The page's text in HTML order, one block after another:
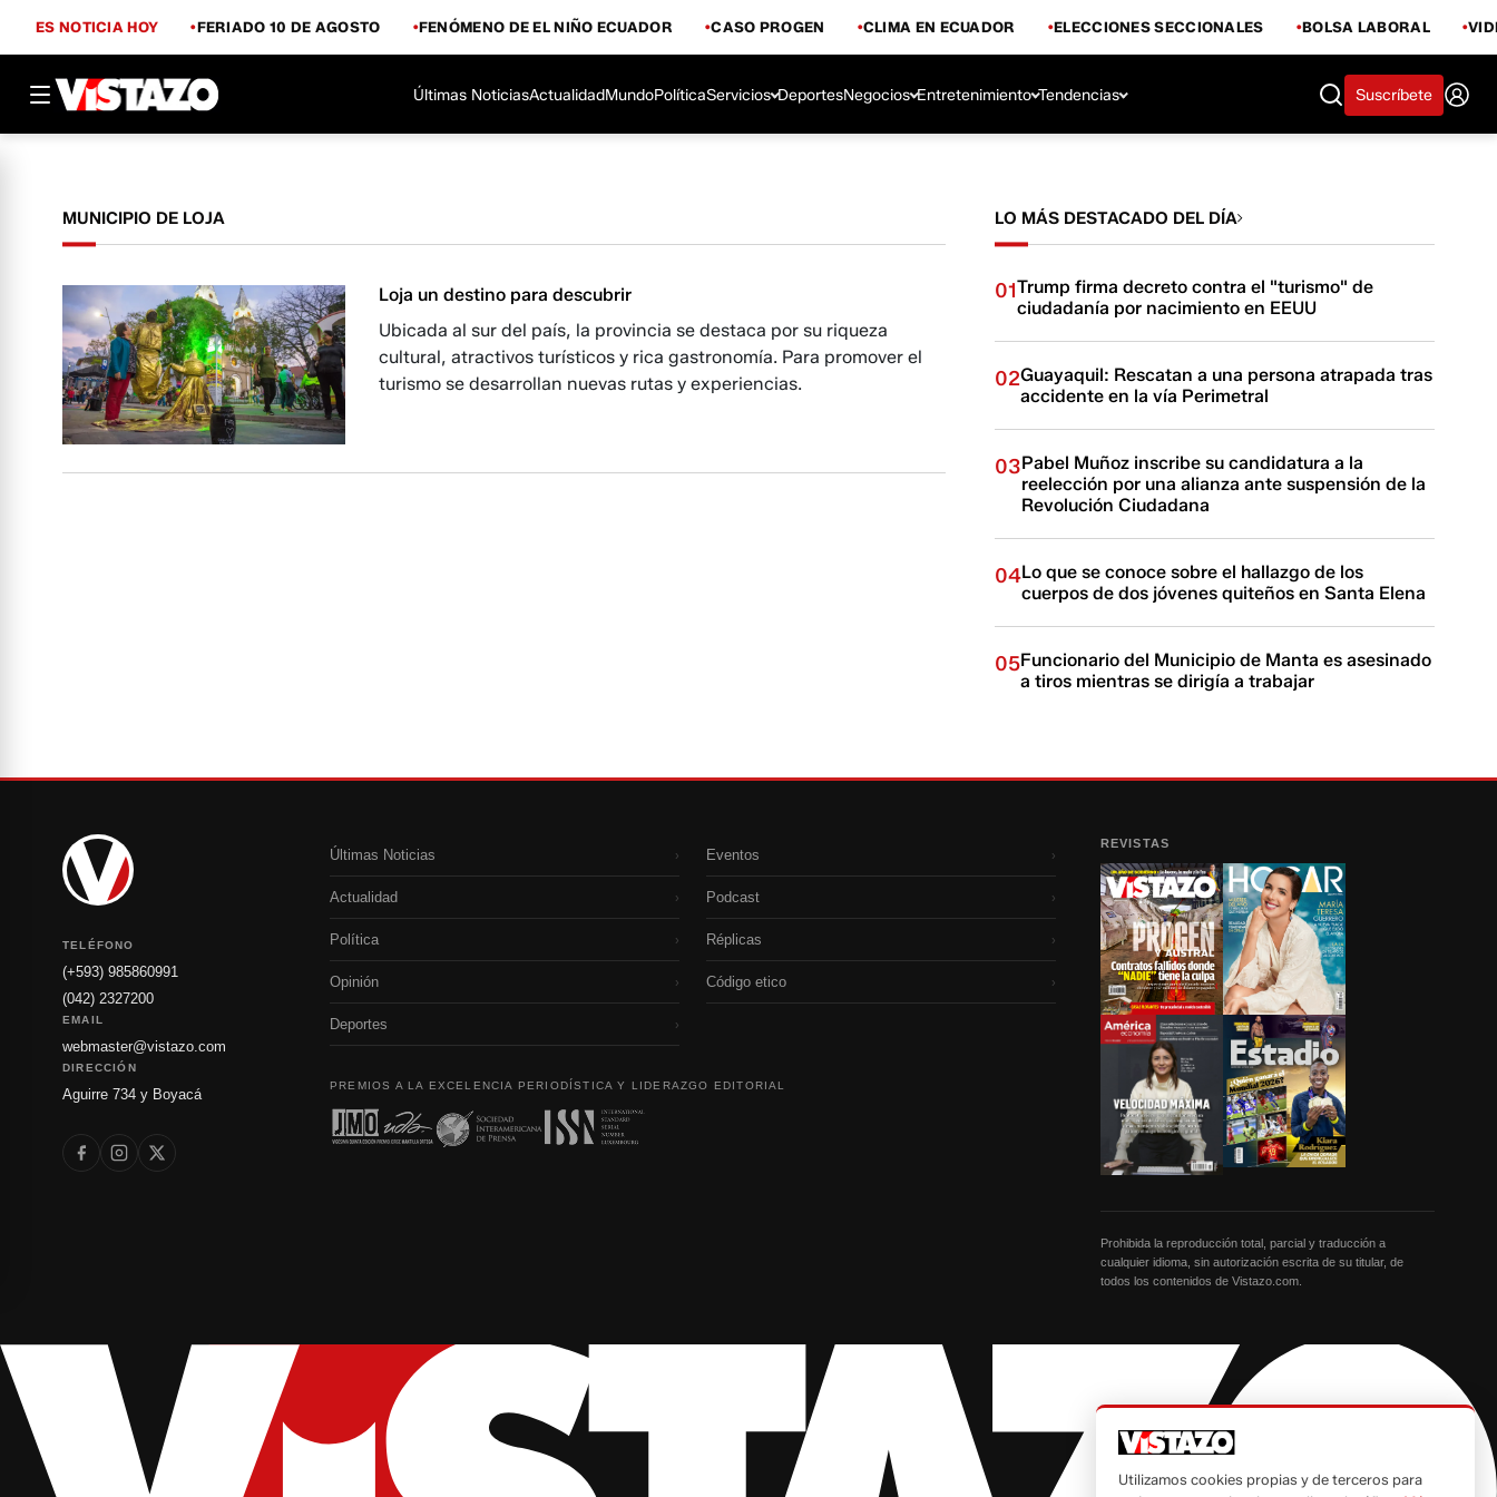
ES NOTICIA HOY FERIADO 10 DE AGOSTO FENÓMENO DE EL NIÑO ECUADOR CASO PROGEN CLIMA EN ECUADOR ELECCIONES SECCIONALES BOLSA LABORAL
Últimas NoticiasActualidadMundoPolíticaServicios DeportesNegocios Entretenimiento Tendencias Suscríbete
MUNICIPIO DE LOJA
Loja un destino para descubrir
Ubicada al sur del país, la provincia se destaca por su riqueza
cultural, atractivos turísticos y rica gastronomía. Para promover el
turismo se desarrollan nuevas rutas y experiencias.
LO MÁS DESTACADO DEL DÍA
01Trump firma decreto contra el "turismo" de
ciudadanía por nacimiento en EEUU
02Guayaquil: Rescatan a una persona atrapada tras
accidente en la vía Perimetral
03Pabel Muñoz inscribe su candidatura a la
reelección por una alianza ante suspensión de la
Revolución Ciudadana
04Lo que se conoce sobre el hallazgo de los
cuerpos de dos jóvenes quiteños en Santa Elena
05Funcionario del Municipio de Manta es asesinado
a tiros mientras se dirigía a trabajar
TELÉFONO
(+593) 985860991
(042) 2327200
EMAIL
webmaster@vistazo.com
DIRECCIÓN
Aguirre 734 y Boyacá
Últimas Noticias ›
Actualidad ›
Política ›
Opinión ›
Deportes ›
Eventos ›
Podcast ›
Réplicas ›
Código etico ›
PREMIOS A LA EXCELENCIA PERIODÍSTICA Y LIDERAZGO EDITORIAL
REVISTAS
Prohibida la reproducción total, parcial y traducción a
cualquier idioma, sin autorización escrita de su titular, de
todos los contenidos de Vistazo.com.
Utilizamos cookies propias y de terceros para